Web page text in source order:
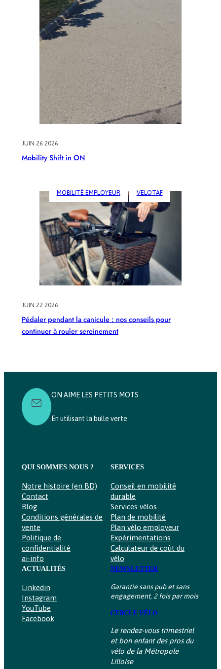
JUIN 26 2026
Mobility Shift in ON
MOBILITÉ EMPLOYEUR VELOTAF
JUIN 22 2026
Pédaler pendant la canicule : nos conseils pour
continuer à rouler sereinement
ON AIME LES PETITS MOTS
En utilisant la bulle verte
QUI SOMMES NOUS ?
Notre histoire (en BD)
Contact
Blog
Conditions générales de
vente
Politique de
confidentialité
ai-info
SERVICES
Conseil en mobilité
durable
Services vélos
Plan de mobilité
Plan vélo employeur
Expérimentations
Calculateur de coût du
vélo
ACTUALITÉS
Linkedin
Instagram
YouTube
Facebook
NEWSLETTER
Garantie sans pub et sans
engagement, 2 fois par mois
CERCLE VÉLO
Le rendez-vous trimestriel
et bon enfant des pros du
vélo de la Métropole
Lilloise